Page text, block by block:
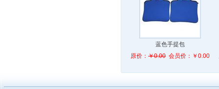
蓝色手提包
原价： ￥0.00 会员价：￥0.00